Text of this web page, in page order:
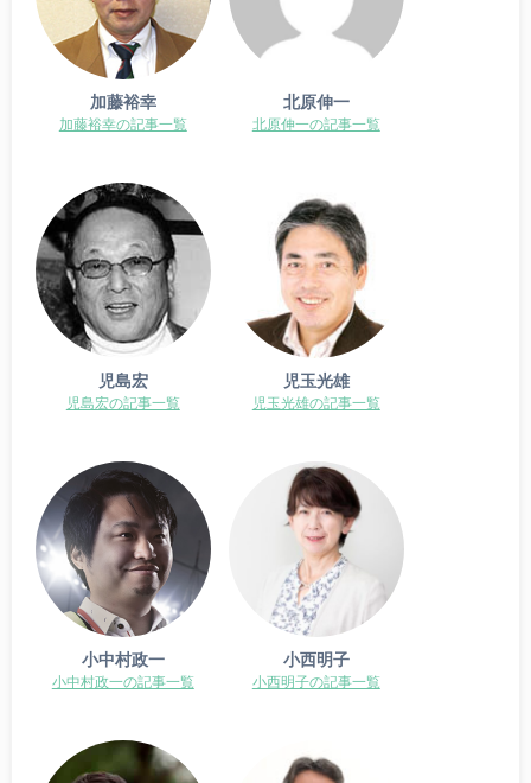
加藤裕幸
加藤裕幸の記事一覧
北原伸一
北原伸一の記事一覧
児島宏
児島宏の記事一覧
児玉光雄
児玉光雄の記事一覧
小中村政一
小中村政一の記事一覧
小西明子
小西明子の記事一覧